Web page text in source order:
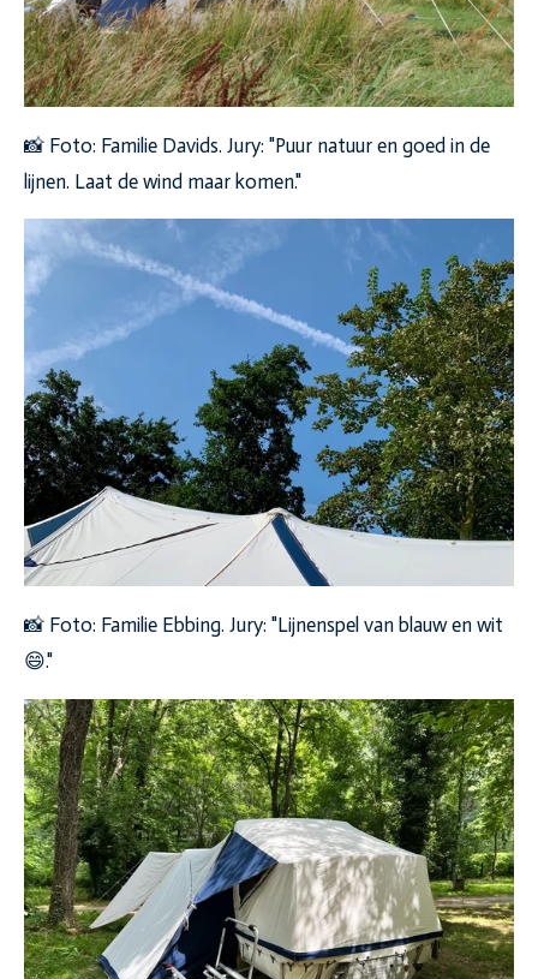
📸 Foto: Familie Davids. Jury: "Puur natuur en goed in de
lijnen. Laat de wind maar komen."
📸 Foto: Familie Ebbing. Jury: "Lijnenspel van blauw en wit
😄."